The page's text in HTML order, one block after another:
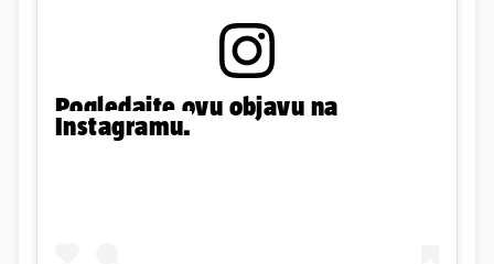
Pogledajte ovu objavu na
Instagramu.